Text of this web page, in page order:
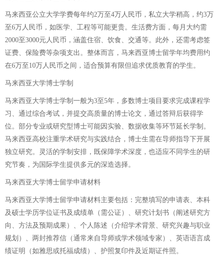
马来西亚公立大学学费每年约2万至4万人民币，私立大学稍高，约3万
至6万人民币，如医学、工程等可能更贵。生活费方面，每月大约需
2000至3000元人民币，涵盖住宿、饮食、交通等。此外，还需考虑签
证费、保险费等杂项支出。整体而言，马来西亚博士留学年均费用约
在6万至10万人民币之间，适合预算有限但追求优质教育的学生。
马来西亚大学博士学制
马来西亚大学博士学制一般为3至5年，多数博士项目要求完成课程学
习、通过综合考试，并提交高质量的博士论文，通过答辩后获得学
位。部分专业或研究型博士可能因实验、数据收集等环节延长学制。
马来西亚高校注重学术研究与实践结合，博士生需在导师指导下开展
独立研究。灵活的学制安排，既保障学术深度，也适应不同学生的研
究节奏，为国际学生提供多元的深造选择。
马来西亚大学博士留学申请材料
马来西亚大学博士留学申请材料主要包括：完整填写的申请表、本科
及硕士学历学位证书及成绩单（需公证）、研究计划书（阐述研究方
向、方法及预期成果）、个人陈述（介绍学术背景、研究兴趣与职业
规划）、两封推荐信（通常来自导师或学术领域专家）、英语语言成
绩证明（如雅思或托福成绩）、护照复印件及近期证件照。